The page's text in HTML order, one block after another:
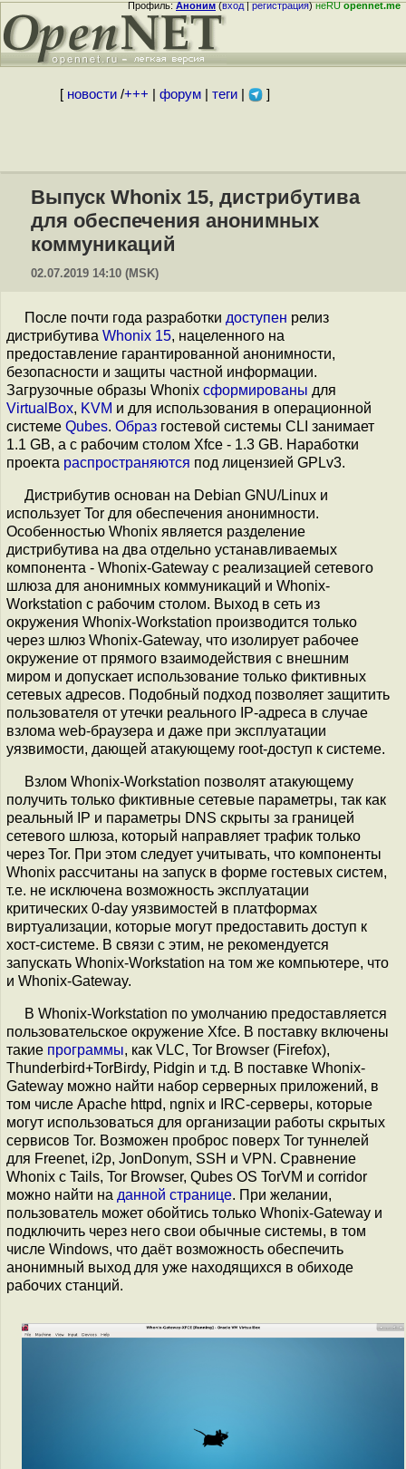
Профиль:Аноним(вход|регистрация)неRUopennet.me
[ новости/+++ форум| теги| ]
Выпуск Whonix 15, дистрибутива
для обеспечения анонимных
коммуникаций
02.07.2019 14:10 (MSK)
После почти года разработки доступен релиз
дистрибутива Whonix 15, нацеленного на
предоставление гарантированной анонимности,
безопасности и защиты частной информации.
Загрузочные образы Whonix сформированы для
VirtualBox, KVM и для использования в операционной
системе Qubes. Образ гостевой системы CLI занимает
1.1 GB, а c рабочим столом Xfce - 1.3 GB. Наработки
проекта распространяются под лицензией GPLv3.
Дистрибутив основан на Debian GNU/Linux и
использует Tor для обеспечения анонимности.
Особенностью Whonix является разделение
дистрибутива на два отдельно устанавливаемых
компонента - Whonix-Gateway с реализацией сетевого
шлюза для анонимных коммуникаций и Whonix-
Workstation с рабочим столом. Выход в сеть из
окружения Whonix-Workstation производится только
через шлюз Whonix-Gateway, что изолирует рабочее
окружение от прямого взаимодействия с внешним
миром и допускает использование только фиктивных
сетевых адресов. Подобный подход позволяет защитить
пользователя от утечки реального IP-адреса в случае
взлома web-браузера и даже при эксплуатации
уязвимости, дающей атакующему root-доступ к системе.
Взлом Whonix-Workstation позволят атакующему
получить только фиктивные сетевые параметры, так как
реальный IP и параметры DNS скрыты за границей
сетевого шлюза, который направляет трафик только
через Tor. При этом следует учитывать, что компоненты
Whonix рассчитаны на запуск в форме гостевых систем,
т.е. не исключена возможность эксплуатации
критических 0-day уязвимостей в платформах
виртуализации, которые могут предоставить доступ к
хост-системе. В связи с этим, не рекомендуется
запускать Whonix-Workstation на том же компьютере, что
и Whonix-Gateway.
В Whonix-Workstation по умолчанию предоставляется
пользовательское окружение Xfce. В поставку включены
такие программы, как VLC, Tor Browser (Firefox),
Thunderbird+TorBirdy, Pidgin и т.д. В поставке Whonix-
Gateway можно найти набор серверных приложений, в
том числе Apache httpd, ngnix и IRC-серверы, которые
могут использоваться для организации работы скрытых
сервисов Tor. Возможен проброс поверх Tor туннелей
для Freenet, i2p, JonDonym, SSH и VPN. Сравнение
Whonix с Tails, Tor Browser, Qubes OS TorVM и corridor
можно найти на данной странице. При желании,
пользователь может обойтись только Whonix-Gateway и
подключить через него свои обычные системы, в том
числе Windows, что даёт возможность обеспечить
анонимный выход для уже находящихся в обиходе
рабочих станций.